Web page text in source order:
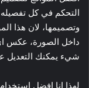
التحكم في كل تفصيله
وتصميمها، لان هذا
داخل الصورة، عكس
شيء يمكنك التعديل
لهذا انا افضل